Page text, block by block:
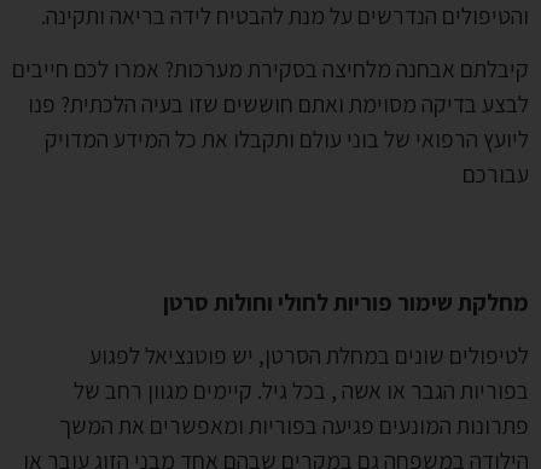
הנדרשים על מנת להבטיח לידה בריאה ותקינה.
אבחנה מלחיצה בסקירת מערכות? אמרו לכם חייבים
בדיקה מסוימת ואתם חוששים שזו בעיה הלכתית? פנו
הרפואי של בוני עולם ותקבלו את כל המידע המדויק
שימור פוריות לחולי וחולות סרטן
שונים במחלת הסרטן, יש פוטנציאל לפגוע
הגבר או אשה , בכל גיל. קיימים מגוון רחב של
המונעים פגיעה בפוריות ומאפשרים את המשך
במשפחה גם במקרים שבהם אחד מבני הזוג עובר או